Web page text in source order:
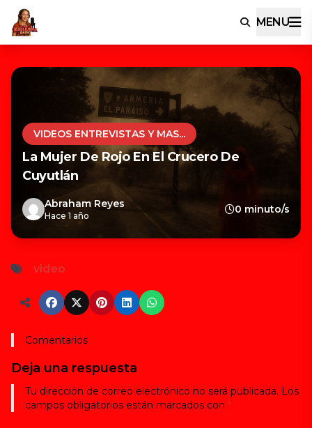
MENU
VIDEOS ENTREVISTAS Y MAS...
La Mujer De Rojo En El Crucero De
Cuyutlán
Abraham Reyes
Hace 1 año
0 minuto/s
video
Comentarios
Deja una respuesta
Tu dirección de correo electrónico no será publicada. Los
campos obligatorios están marcados con *